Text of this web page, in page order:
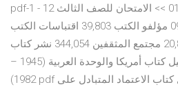
pdf-1 - 12 من : 254 كتاب 04 03 02 01 >> الامتحان للصف الثالث
الاعدادى. أقسام الكتب 1 ,098 مؤلفو الكتب 39,803 اقتباسات الكتب
13,133 مراجعات الكتب 20,884 مجتمع المثقفين 344,054 نشر كتاب
إغلاق تحميل كتب تحميل كتاب أمريكا والوحدة العربية (1945 –
1982) pdf لـ د. علي الدين هلال; تحميل كتاب الاعتماد المتبادل على